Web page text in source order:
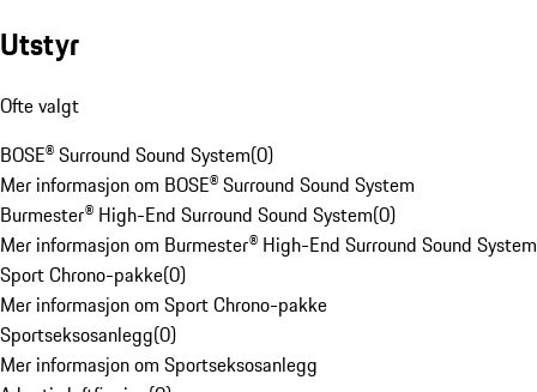
Utstyr
Ofte valgt
BOSE® Surround Sound System(0)
Mer informasjon om BOSE® Surround Sound System
Burmester® High-End Surround Sound System(0)
Mer informasjon om Burmester® High-End Surround Sound System
Sport Chrono-pakke(0)
Mer informasjon om Sport Chrono-pakke
Sportseksosanlegg(0)
Mer informasjon om Sportseksosanlegg